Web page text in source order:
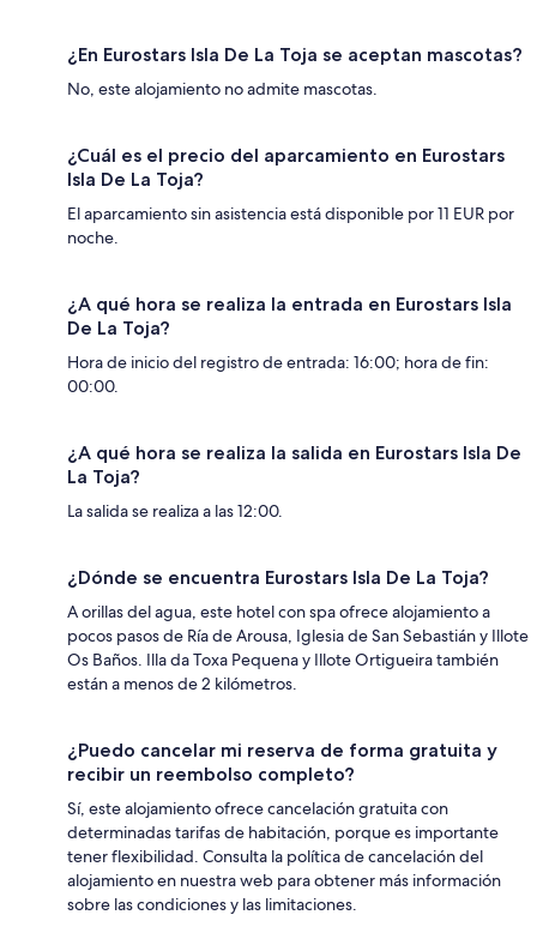
¿En Eurostars Isla De La Toja se aceptan mascotas?
No, este alojamiento no admite mascotas.
¿Cuál es el precio del aparcamiento en Eurostars
Isla De La Toja?
El aparcamiento sin asistencia está disponible por 11 EUR por
noche.
¿A qué hora se realiza la entrada en Eurostars Isla
De La Toja?
Hora de inicio del registro de entrada: 16:00; hora de fin:
00:00.
¿A qué hora se realiza la salida en Eurostars Isla De
La Toja?
La salida se realiza a las 12:00.
¿Dónde se encuentra Eurostars Isla De La Toja?
A orillas del agua, este hotel con spa ofrece alojamiento a
pocos pasos de Ría de Arousa, Iglesia de San Sebastián y Illote
Os Baños. Illa da Toxa Pequena y Illote Ortigueira también
están a menos de 2 kilómetros.
¿Puedo cancelar mi reserva de forma gratuita y
recibir un reembolso completo?
Sí, este alojamiento ofrece cancelación gratuita con
determinadas tarifas de habitación, porque es importante
tener flexibilidad. Consulta la política de cancelación del
alojamiento en nuestra web para obtener más información
sobre las condiciones y las limitaciones.